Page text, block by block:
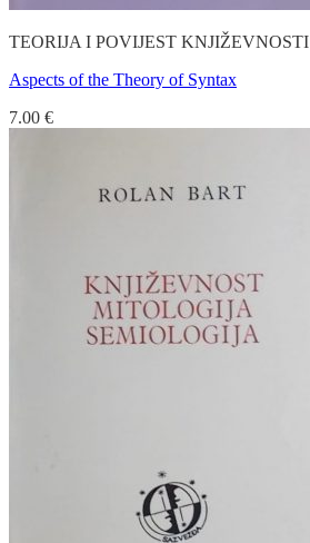
TEORIJA I POVIJEST KNJIŽEVNOSTI
Aspects of the Theory of Syntax
7.00 €